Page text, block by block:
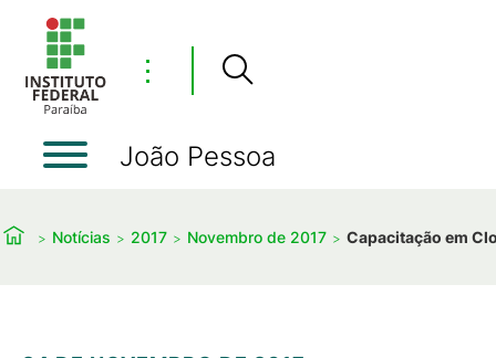
⋮
João Pessoa
Notícias 2017 Novembro de 2017 Capacitação em